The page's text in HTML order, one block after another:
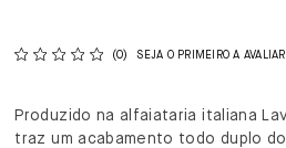
(0) SEJA O PRIMEIRO A AVALIAR
Produzido na alfaiataria italiana
traz um acabamento todo duplo